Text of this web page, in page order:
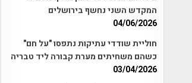
המקדש השני נחשף בירושלים
04/06/2026
חוליית שודדי עתיקות נתפסו "על חם"
כשהם משחיתים מערת קבורה ליד טבריה
03/04/2026